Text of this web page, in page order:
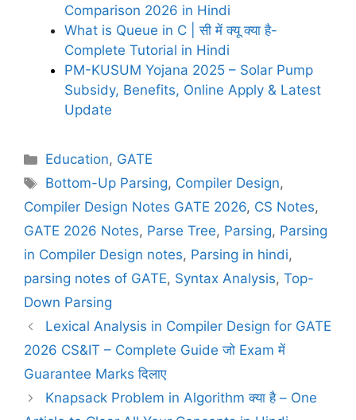
Comparison 2026 in Hindi
What is Queue in C | सी में क्यू क्या है-
Complete Tutorial in Hindi
PM-KUSUM Yojana 2025 – Solar Pump
Subsidy, Benefits, Online Apply & Latest
Update
C
a
e
g
o
r
i
s
Education, GATE
T
a
s
Bottom-Up Parsing, Compiler Design,
Compiler Design Notes GATE 2026, CS Notes,
GATE 2026 Notes, Parse Tree, Parsing, Parsing
in Compiler Design notes, Parsing in hindi,
parsing notes of GATE, Syntax Analysis, Top-
Down Parsing
Lexical Analysis in Compiler Design for GATE
2026 CS&IT – Complete Guide जो Exam में
Guarantee Marks दिलाए
Knapsack Problem in Algorithm क्या है – One